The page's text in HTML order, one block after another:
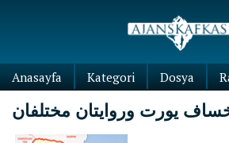
Anasayfa Kategori Dosya
خساف يورت وروايتان مختلفان